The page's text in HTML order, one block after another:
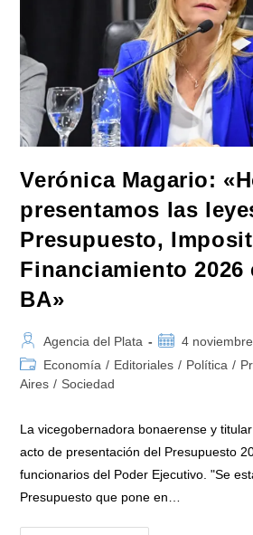
Verónica Magario:
presentamos las
Presupuesto,
Financiamiento 2026
BA»
Autor
de
la
Agencia del Plata
Publicación
de
4
Categoría
de
entrada:
Economía / Editoriales / Política /
Aires / Sociedad
La vicegobernadora bonaerense y
acto de presentación del Presupuesto
funcionarios del Poder Ejecutivo. "Se
Presupuesto que pone en…